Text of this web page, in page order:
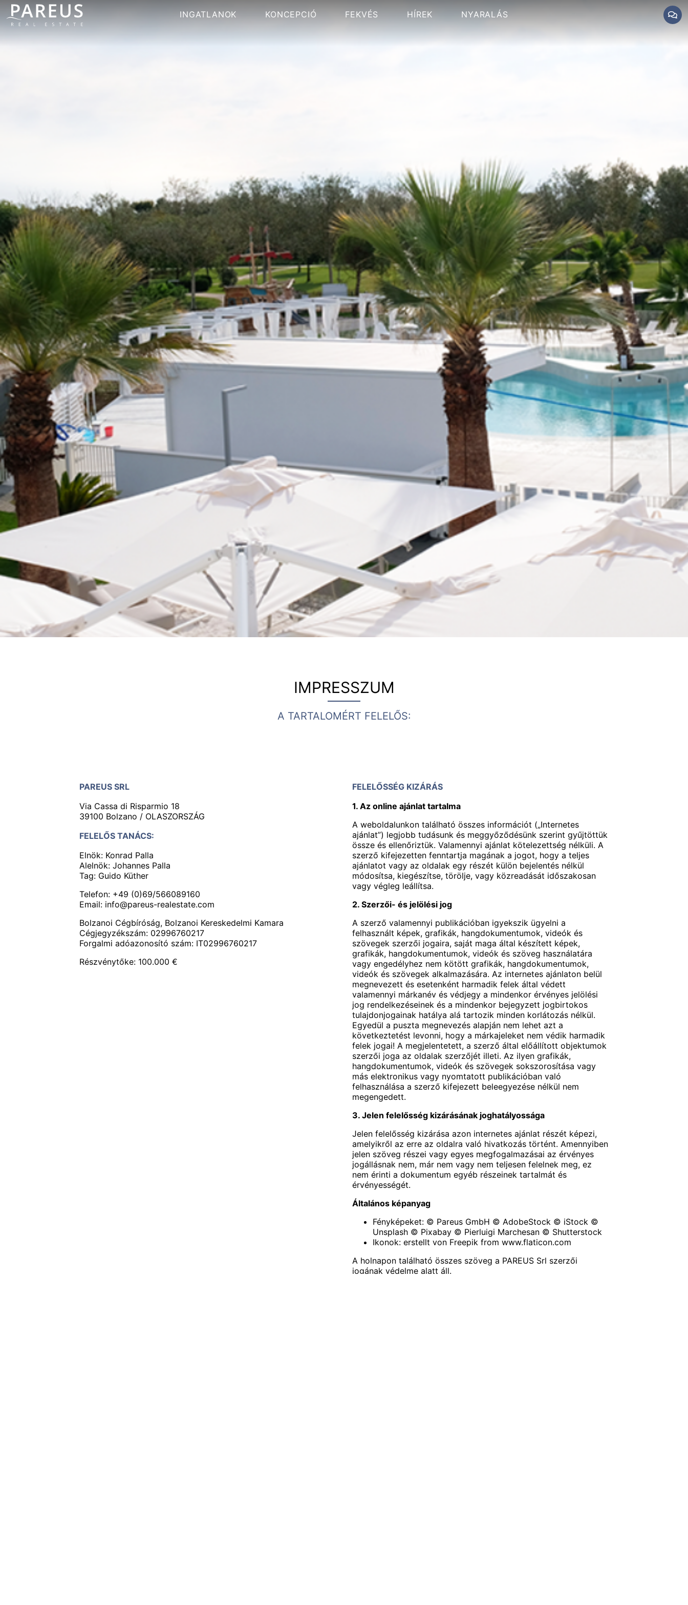
INGATLANOK KONCEPCIÓ FEKVÉS HÍREK NYARALÁS
IMPRESSZUM
A TARTALOMÉRT FELELŐS:
PAREUS SRL
Via Cassa di Risparmio 18
39100 Bolzano / OLASZORSZÁG
FELELŐS TANÁCS:
Elnök: Konrad Palla
Alelnök: Johannes Palla
Tag: Guido Küther
Telefon: +49 (0)69/566089160
Email: info@pareus-realestate.com
Bolzanoi Cégbíróság, Bolzanoi Kereskedelmi Kamara
Cégjegyzékszám: 02996760217
Forgalmi adóazonosító szám: IT02996760217
Részvénytőke: 100.000 €
FELELŐSSÉG KIZÁRÁS
1. Az online ajánlat tartalma
A weboldalunkon található összes információt („Internetes
ajánlat”) legjobb tudásunk és meggyőződésünk szerint gyűjtöttük
össze és ellenőriztük. Valamennyi ajánlat kötelezettség nélküli. A
szerző kifejezetten fenntartja magának a jogot, hogy a teljes
ajánlatot vagy az oldalak egy részét külön bejelentés nélkül
módosítsa, kiegészítse, törölje, vagy közreadását időszakosan
vagy végleg leállítsa.
2. Szerzői- és jelölési jog
A szerző valamennyi publikációban igyekszik ügyelni a
felhasznált képek, grafikák, hangdokumentumok, videók és
szövegek szerzői jogaira, saját maga által készített képek,
grafikák, hangdokumentumok, videók és szöveg használatára
vagy engedélyhez nem kötött grafikák, hangdokumentumok,
videók és szövegek alkalmazására. Az internetes ajánlaton belül
megnevezett és esetenként harmadik felek által védett
valamennyi márkanév és védjegy a mindenkor érvényes jelölési
jog rendelkezéseinek és a mindenkor bejegyzett jogbirtokos
tulajdonjogainak hatálya alá tartozik minden korlátozás nélkül.
Egyedül a puszta megnevezés alapján nem lehet azt a
következtetést levonni, hogy a márkajeleket nem védik harmadik
felek jogai! A megjelentetett, a szerző által előállított objektumok
szerzői joga az oldalak szerzőjét illeti. Az ilyen grafikák,
hangdokumentumok, videók és szövegek sokszorosítása vagy
más elektronikus vagy nyomtatott publikációban való
felhasználása a szerző kifejezett beleegyezése nélkül nem
megengedett.
3. Jelen felelősség kizárásának joghatályossága
Jelen felelősség kizárása azon internetes ajánlat részét képezi,
amelyikről az erre az oldalra való hivatkozás történt. Amennyiben
jelen szöveg részei vagy egyes megfogalmazásai az érvényes
jogállásnak nem, már nem vagy nem teljesen felelnek meg, ez
nem érinti a dokumentum egyéb részeinek tartalmát és
érvényességét.
Általános képanyag
Fényképeket: © Pareus GmbH © AdobeStock © iStock ©
Unsplash © Pixabay © Pierluigi Marchesan © Shutterstock
Ikonok: erstellt von Freepik from www.flaticon.com
A holnapon található összes szöveg a PAREUS Srl szerzői
jogának védelme alatt áll.